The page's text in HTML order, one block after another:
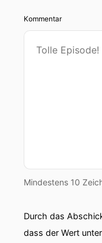
Kommentar
Mindestens 10
Durch das
dass der Wert